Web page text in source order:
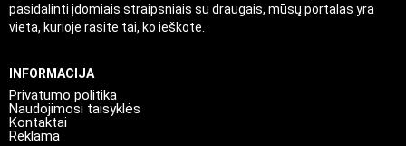
pasidalinti įdomiais straipsniais su draugais, mūsų portalas yra
vieta, kurioje rasite tai, ko ieškote.
INFORMACIJA
Privatumo politika
Naudojimosi taisyklės
Kontaktai
Reklama